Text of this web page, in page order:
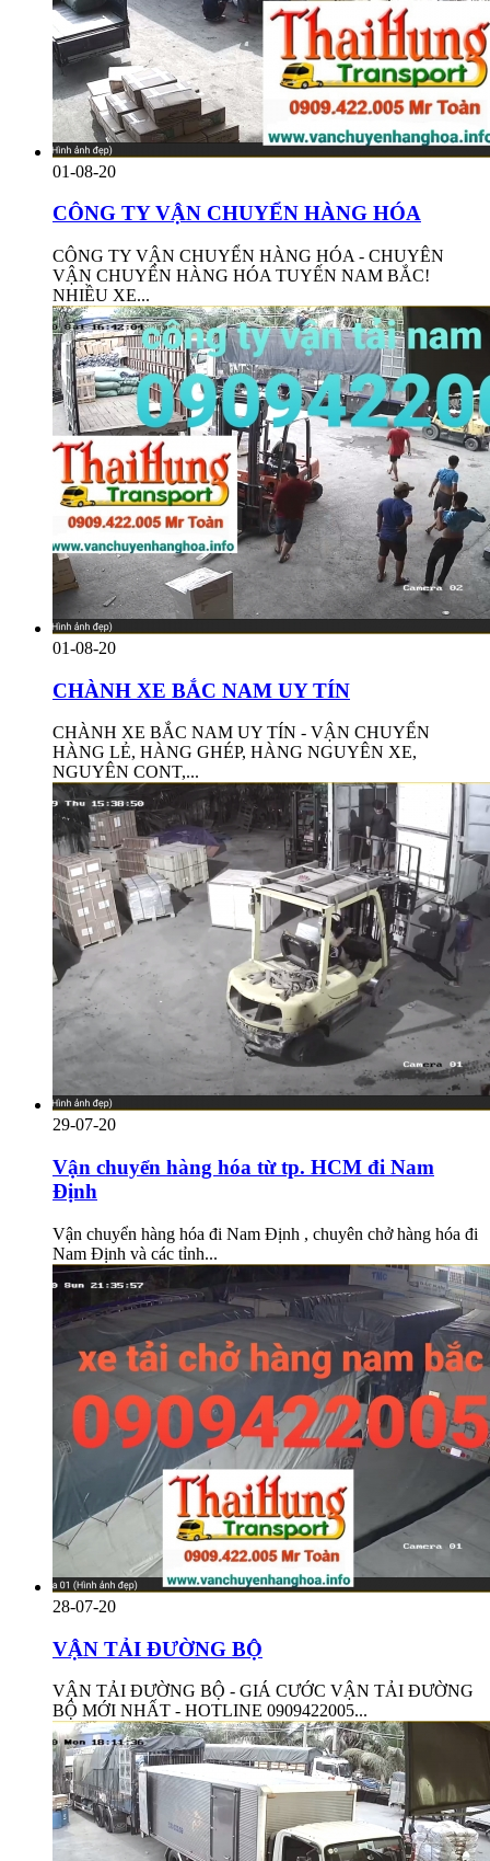
01-08-20
CÔNG TY VẬN CHUYỂN HÀNG HÓA
CÔNG TY VẬN CHUYỂN HÀNG HÓA - CHUYÊN
VẬN CHUYỂN HÀNG HÓA TUYẾN NAM BẮC!
NHIỀU XE...
01-08-20
CHÀNH XE BẮC NAM UY TÍN
CHÀNH XE BẮC NAM UY TÍN - VẬN CHUYỂN
HÀNG LẺ, HÀNG GHÉP, HÀNG NGUYÊN XE,
NGUYÊN CONT,...
29-07-20
Vận chuyển hàng hóa từ tp. HCM đi Nam
Định
Vận chuyển hàng hóa đi Nam Định , chuyên chở hàng hóa đi
Nam Định và các tỉnh...
28-07-20
VẬN TẢI ĐƯỜNG BỘ
VẬN TẢI ĐƯỜNG BỘ - GIÁ CƯỚC VẬN TẢI ĐƯỜNG
BỘ MỚI NHẤT - HOTLINE 0909422005...